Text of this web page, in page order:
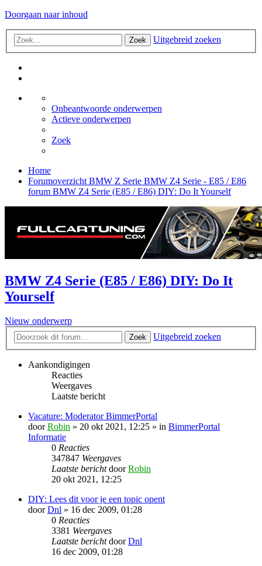
Doorgaan naar inhoud
Zoek Uitgebreid zoeken
Onbeantwoorde onderwerpen
Actieve onderwerpen
Zoek
Home
Forumoverzicht BMW Z Serie BMW Z4 Serie - E85 / E86
forum BMW Z4 Serie (E85 / E86) DIY: Do It Yourself
BMW Z4 Serie (E85 / E86) DIY: Do It
Yourself
Nieuw onderwerp
Zoek Uitgebreid zoeken
Aankondigingen
Reacties
Weergaves
Laatste bericht
Vacature: Moderator BimmerPortal
doorRobin » 20 okt 2021, 12:25 » in BimmerPortal
Informatie
0 Reacties
347847 Weergaves
Laatste berichtdoorRobin
20 okt 2021, 12:25
DIY: Lees dit voor je een topic opent
doorDnl » 16 dec 2009, 01:28
0 Reacties
3381 Weergaves
Laatste berichtdoorDnl
16 dec 2009, 01:28